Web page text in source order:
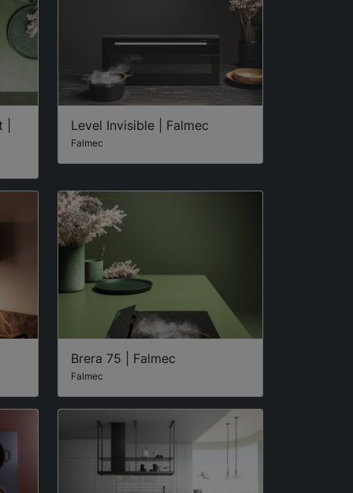
Level Invisible | Falmec
Falmec
Brera 75 | Falmec
Falmec